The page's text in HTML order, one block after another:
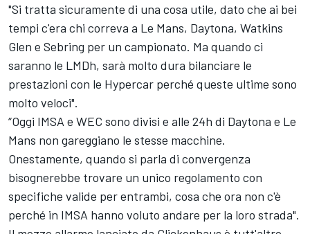
"Si tratta sicuramente di una cosa utile, dato che ai bei
tempi c'era chi correva a Le Mans, Daytona, Watkins
Glen e Sebring per un campionato. Ma quando ci
saranno le LMDh, sarà molto dura bilanciare le
prestazioni con le Hypercar perché queste ultime sono
molto veloci".
“Oggi IMSA e WEC sono divisi e alle 24h di Daytona e Le
Mans non gareggiano le stesse macchine.
Onestamente, quando si parla di convergenza
bisognerebbe trovare un unico regolamento con
specifiche valide per entrambi, cosa che ora non c'è
perché in IMSA hanno voluto andare per la loro strada".